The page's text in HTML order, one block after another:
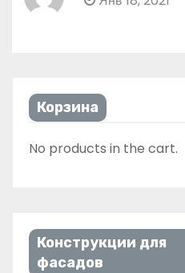
Корзина
No products in the cart.
Конструкции для
фасадов